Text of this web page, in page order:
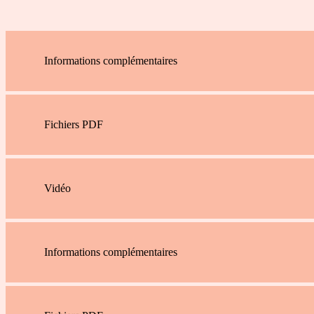
Informations complémentaires
Fichiers PDF
Vidéo
Informations complémentaires